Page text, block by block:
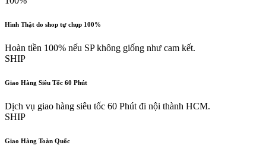
Hình Thật do shop tự chụp 100%
Hoàn tiền 100% nếu SP không giống như cam kết.
SHIP
Giao Hàng Siêu Tốc 60 Phút
Dịch vụ giao hàng siêu tốc 60 Phút đi nội thành HCM.
SHIP
Giao Hàng Toàn Quốc